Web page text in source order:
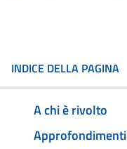
INDICE DELLA PAGINA
A chi è rivolto
Approfondimenti